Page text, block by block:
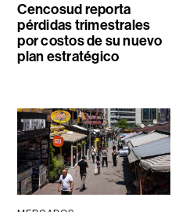
Cencosud reporta
pérdidas trimestrales
por costos de su nuevo
plan estratégico